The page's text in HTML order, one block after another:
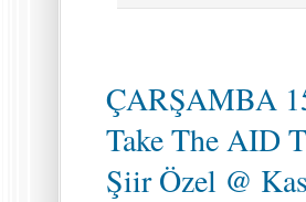
ÇARŞAMBA
Take The AID
Şiir Özel @